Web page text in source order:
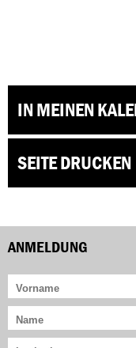
IN MEINEN
SEITE DRUCKEN
ANMELDUNG